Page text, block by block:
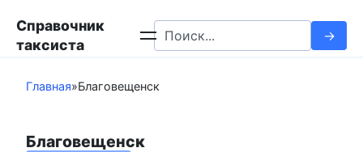
контенту
Справочник
таксиста
Search
for:
Главная»Благовещенск
Благовещенск